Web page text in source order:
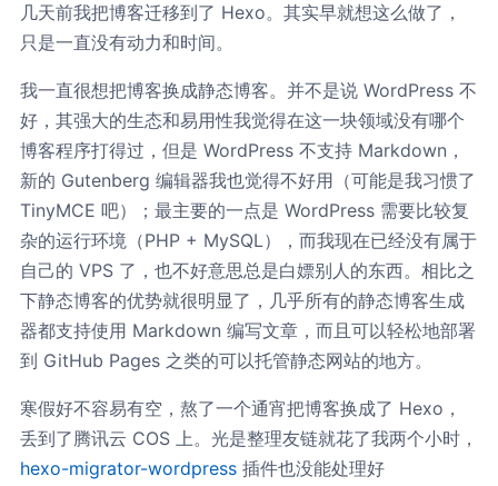
忘了要变老
忘了时间有脚
最喧嚣的狂欢
寂寞包围着孤岛
还以为驯服想念能陪伴我
像一只家猫
它就窝在沙发一角
却不肯睡着
你和我曾有满满的羽毛
跳着名为青春的舞蹈
不知道未来
不知道烦恼
不知那些日子
会是那么少
时间的电影结局才知道
原来大人已没有童谣
最后的叮咛
最后的拥抱
我们红着眼笑
好到遗憾无法打扰
好好的生活
好好的变老
已经把你忘掉
几天前我把博客迁移到了 Hexo。其实早就想这么做了，
只是一直没有动力和时间。
我一直很想把博客换成静态博客。并不是说 WordPress 不
好，其强大的生态和易用性我觉得在这一块领域没有哪个
博客程序打得过，但是 WordPress 不支持 Markdown，
新的 Gutenberg 编辑器我也觉得不好用（可能是我习惯了
TinyMCE 吧）；最主要的一点是 WordPress 需要比较复
杂的运行环境（PHP + MySQL），而我现在已经没有属于
自己的 VPS 了，也不好意思总是白嫖别人的东西。相比之
下静态博客的优势就很明显了，几乎所有的静态博客生成
器都支持使用 Markdown 编写文章，而且可以轻松地部署
到 GitHub Pages 之类的可以托管静态网站的地方。
寒假好不容易有空，熬了一个通宵把博客换成了 Hexo，
丢到了腾讯云 COS 上。光是整理友链就花了我两个小时，
hexo-migrator-wordpress插件也没能处理好